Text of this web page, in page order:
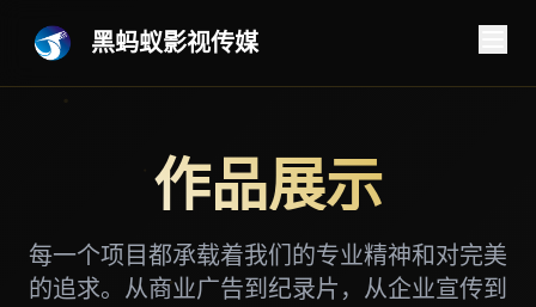
黑蚂蚁影视传媒
作品展示
每一个项目都承载着我们的专业精神和对完美
的追求。从商业广告到纪录片，从企业宣传到